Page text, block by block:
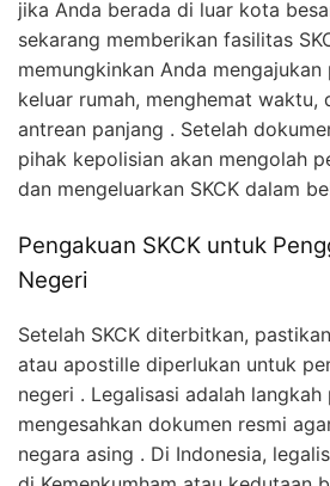
jika Anda berada di luar kota
sekarang memberikan fasilitas
memungkinkan Anda
keluar rumah, menghemat waktu,
antrean panjang . Setelah
pihak kepolisian akan mengolah
dan mengeluarkan SKCK dalam
Pengakuan SKCK untuk
Negeri
Setelah SKCK diterbitkan,
atau apostille diperlukan untuk
negeri . Legalisasi adalah
mengesahkan dokumen resmi
negara asing . Di Indonesia,